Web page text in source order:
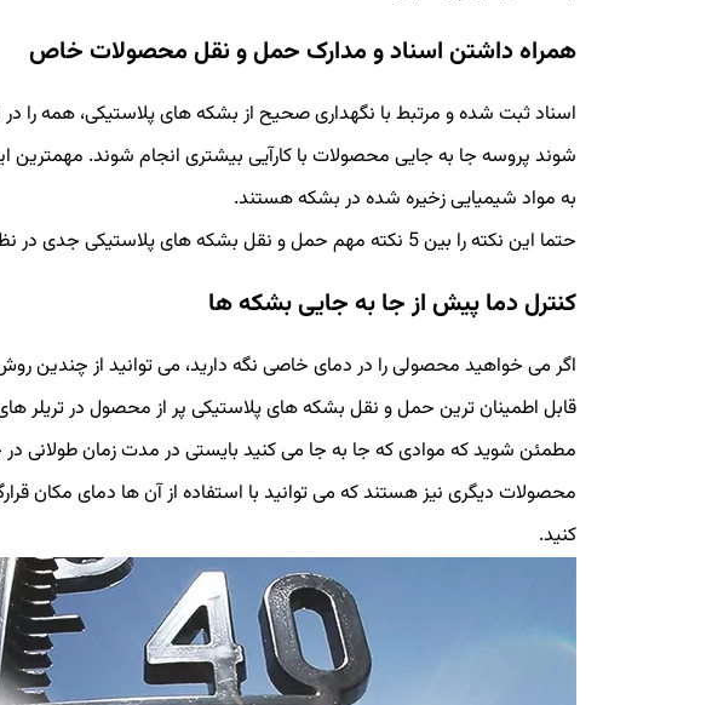
همراه داشتن اسناد و مدارک حمل و نقل محصولات خاص
اسناد ثبت شده و مرتبط با نگهداری صحیح از بشکه های پلاستیکی، همه را
شوند پروسه جا به جایی محصولات با کارآیی بیشتری انجام شوند.
به مواد شیمیایی زخیره شده در بشکه هستند.
حتما این نکته را بین 5 نکته مهم حمل و نقل بشکه های پلاستیکی جدی در نظر بگیرید.
کنترل دما پیش از جا به جایی بشکه ها
اگر می خواهید محصولی را در دمای خاصی نگه دارید، می توانید از چندین
قابل اطمینان ترین حمل و نقل بشکه های پلاستیکی پر از محصول در تریلر
مطمئن شوید که موادی که جا به جا می کنید بایستی در مدت زمان طولانی در
محصولات دیگری نیز هستند که می توانید با استفاده از آن ها دمای مکان
کنید.